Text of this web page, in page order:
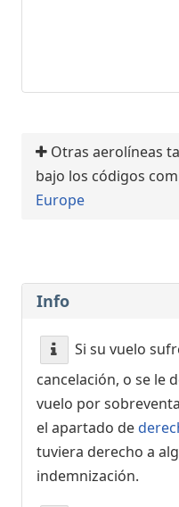
Otras aerolíneas
bajo los códigos
Europe
Info
Si su vuelo
cancelación, o se le
vuelo por
el apartado de
tuviera derecho a
indemnización.